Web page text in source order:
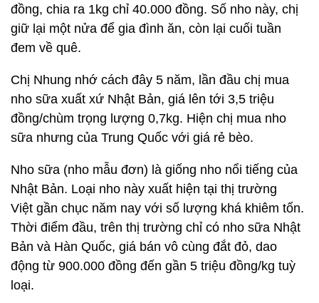
đồng, chia ra 1kg chỉ 40.000 đồng. Số nho này, chị
giữ lại một nửa để gia đình ăn, còn lại cuối tuần
đem về quê.
Chị Nhung nhớ cách đây 5 năm, lần đầu chị mua
nho sữa xuất xứ Nhật Bản, giá lên tới 3,5 triệu
đồng/chùm trọng lượng 0,7kg. Hiện chị mua nho
sữa nhưng của Trung Quốc với giá rẻ bèo.
Nho sữa (nho mẫu đơn) là giống nho nổi tiếng của
Nhật Bản. Loại nho này xuất hiện tại thị trường
Việt gần chục năm nay với số lượng khá khiêm tốn.
Thời điểm đầu, trên thị trường chỉ có nho sữa Nhật
Bản và Hàn Quốc, giá bán vô cùng đắt đỏ, dao
động từ 900.000 đồng đến gần 5 triệu đồng/kg tuỳ
loại.